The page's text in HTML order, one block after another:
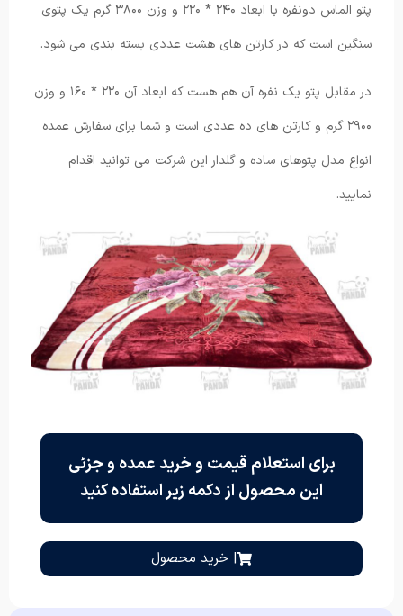
پتو الماس دونفره با ابعاد ۲۴۰ * ۲۲۰ و وزن ۳۸۰۰ گرم یک پتوی
سنگین است که در کارتن های هشت عددی بسته بندی می شود.
در مقابل پتو یک نفره آن هم هست که ابعاد آن ۲۲۰ * ۱۶۰ و وزن
۲۹۰۰ گرم و کارتن های ده عددی است و شما برای سفارش عمده
انواع مدل پتوهای ساده و گلدار این شرکت می توانید اقدام
نمایید.
برای استعلام قیمت و خرید عمده و جزئی
این محصول از دکمه زیر استفاده کنید
| خرید محصول